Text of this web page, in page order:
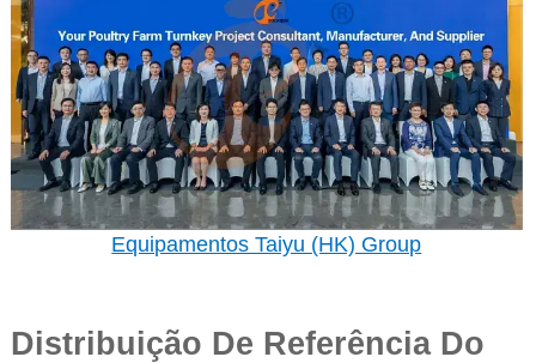
Equipamentos Taiyu (HK) Group
Distribuição De Referência Do